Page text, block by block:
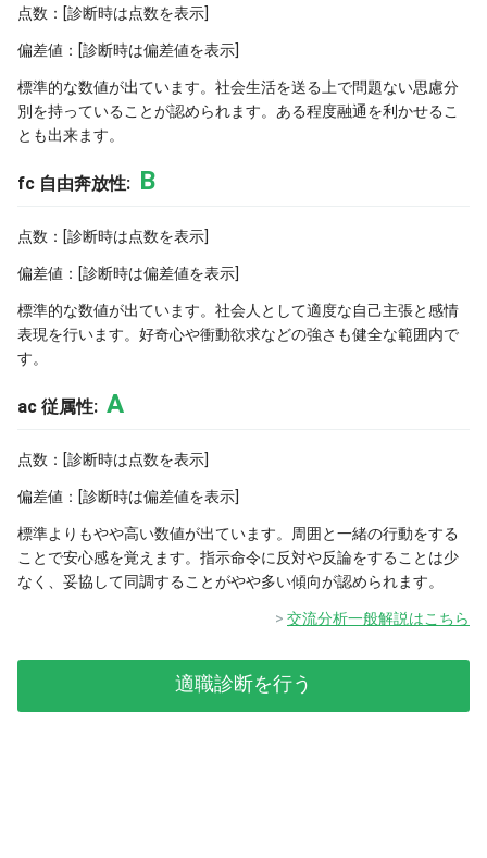
点数：[診断時は点数を表示]
偏差値：[診断時は偏差値を表示]
標準的な数値が出ています。社会生活を送る上で問題ない思慮分
別を持っていることが認められます。ある程度融通を利かせるこ
とも出来ます。
fc 自由奔放性: B
点数：[診断時は点数を表示]
偏差値：[診断時は偏差値を表示]
標準的な数値が出ています。社会人として適度な自己主張と感情
表現を行います。好奇心や衝動欲求などの強さも健全な範囲内で
す。
ac 従属性: A
点数：[診断時は点数を表示]
偏差値：[診断時は偏差値を表示]
標準よりもやや高い数値が出ています。周囲と一緒の行動をする
ことで安心感を覚えます。指示命令に反対や反論をすることは少
なく、妥協して同調することがやや多い傾向が認められます。
交流分析一般解説はこちら
適職診断を行う